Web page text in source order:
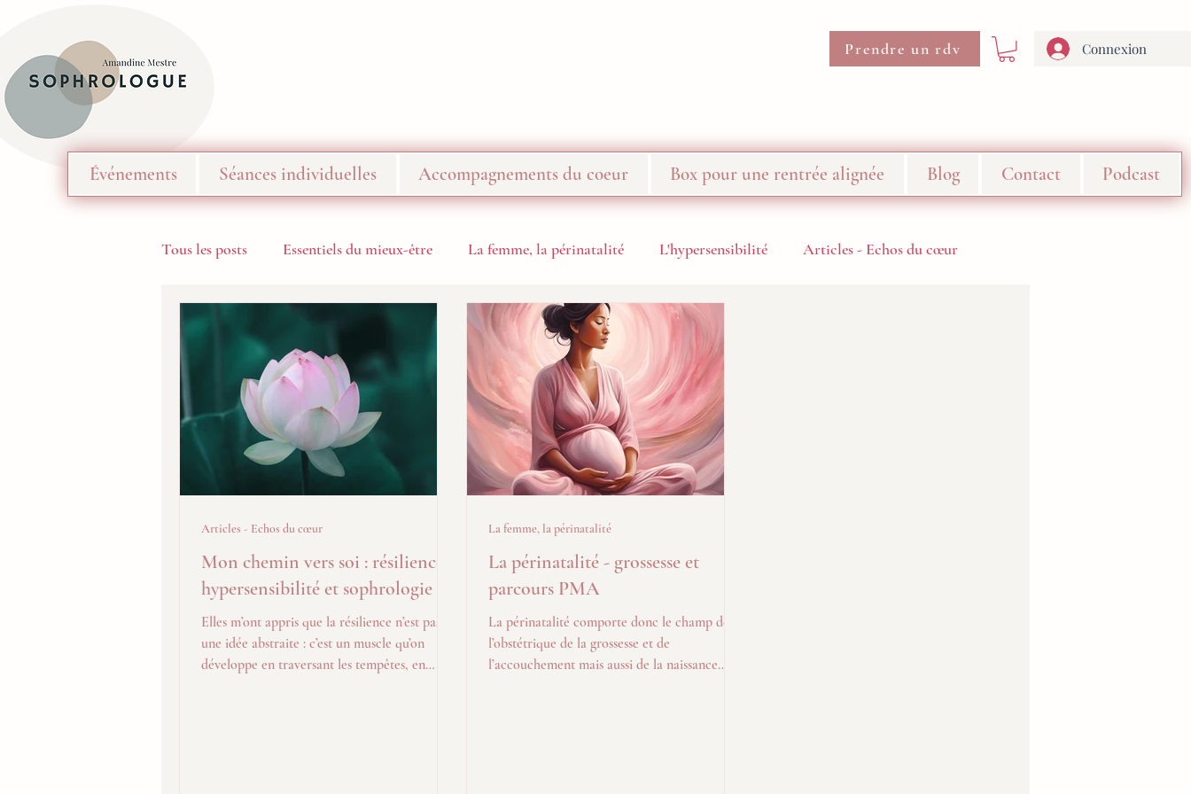
Prendre un rdv
Événements Séances individuelles Accompagnements du coeur Box pour une rentrée alignée Blog Contact Podcast
Connexion
Tous les posts Essentiels du mieux-être La femme, la périnatalité L'hypersensibilité Articles - Echos du cœur
Les Podcasts de Méditation Challenge 10 jours de méditation Recettes
Mon chemin vers soi : résilience,
hypersensibilité et sophrologie
Elles m’ont appris que la résilience n’est pas
une idée abstraite : c’est un muscle qu’on
développe en traversant les tempêtes, en
Articles - Echos du cœur
La périnatalité - grossesse et
parcours PMA
La périnatalité comporte donc le champ de
l’obstétrique de la grossesse et de
l’accouchement mais aussi de la naissance
La femme, la périnatalité